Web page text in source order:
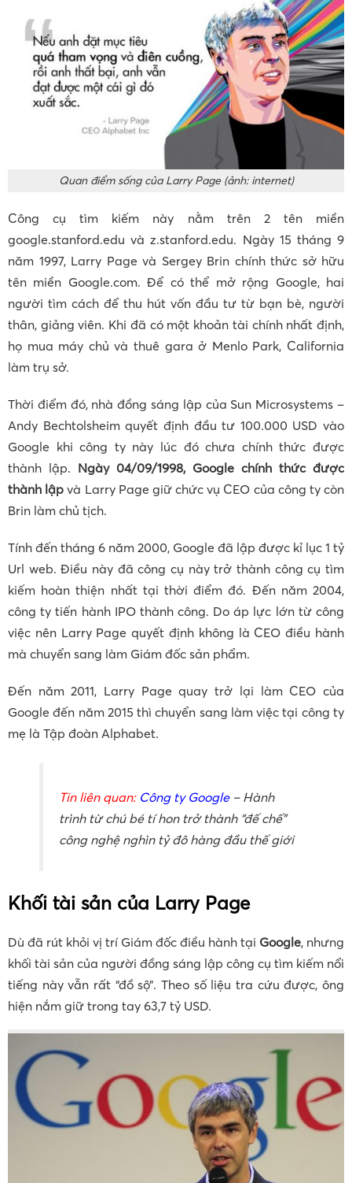
Quan điểm sống của Larry Page (ảnh: internet)
Công cụ tìm kiếm này nằm trên 2 tên miền
google.stanford.edu và z.stanford.edu. Ngày 15 tháng 9
năm 1997, Larry Page và Sergey Brin chính thức sở hữu
tên miền Google.com. Để có thể mở rộng Google, hai
người tìm cách để thu hút vốn đầu tư từ bạn bè, người
thân, giảng viên. Khi đã có một khoản tài chính nhất định,
họ mua máy chủ và thuê gara ở Menlo Park, California
làm trụ sở.
Thời điểm đó, nhà đồng sáng lập của Sun Microsystems –
Andy Bechtolsheim quyết định đầu tư 100.000 USD vào
Google khi công ty này lúc đó chưa chính thức được
thành lập. Ngày 04/09/1998, Google chính thức được
thành lập và Larry Page giữ chức vụ CEO của công ty còn
Brin làm chủ tịch.
Tính đến tháng 6 năm 2000, Google đã lập được kỉ lục 1 tỷ
Url web. Điều này đã công cụ này trở thành công cụ tìm
kiếm hoàn thiện nhất tại thời điểm đó. Đến năm 2004,
công ty tiến hành IPO thành công. Do áp lực lớn từ công
việc nên Larry Page quyết định không là CEO điều hành
mà chuyển sang làm Giám đốc sản phẩm.
Đến năm 2011, Larry Page quay trở lại làm CEO của
Google đến năm 2015 thì chuyển sang làm việc tại công ty
mẹ là Tập đoàn Alphabet.
Tin liên quan: Công ty Google– Hành
trình từ chú bé tí hon trở thành “đế chế”
công nghệ nghìn tỷ đô hàng đầu thế giới
Khối tài sản của Larry Page
Dù đã rút khỏi vị trí Giám đốc điều hành tại Google, nhưng
khối tài sản của người đồng sáng lập công cụ tìm kiếm nổi
tiếng này vẫn rất “đồ sộ”. Theo số liệu tra cứu được, ông
hiện nắm giữ trong tay 63,7 tỷ USD.